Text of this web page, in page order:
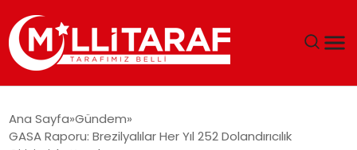
ÖZEL SAYFALAR
Ana Sayfa Gündem
GASA Raporu: Brezilyalılar Her Yıl 252 Dolandırıcılık